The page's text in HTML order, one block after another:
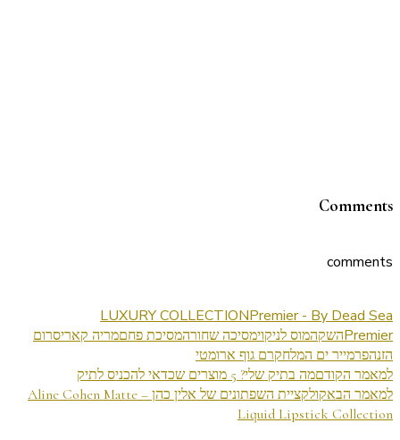
Comments
comments
LUXURY COLLECTIONPremier - By Dead Sea
Premierהשקהמוס לניקוימסיכה שחורהמסיכת פחםמריה קאריסרום
הזנהפרמייר ים המלחקרם גוף ארומטי
ניווט
בפוסטים
למאמר הקודםמה בתיק שלי? 5 מוצרים שכדאי להכניס לתיק
למאמר הבא
קולקציית השפתונים של אלין כהן – Aline Cohen Matte
Liquid Lipstick Collection